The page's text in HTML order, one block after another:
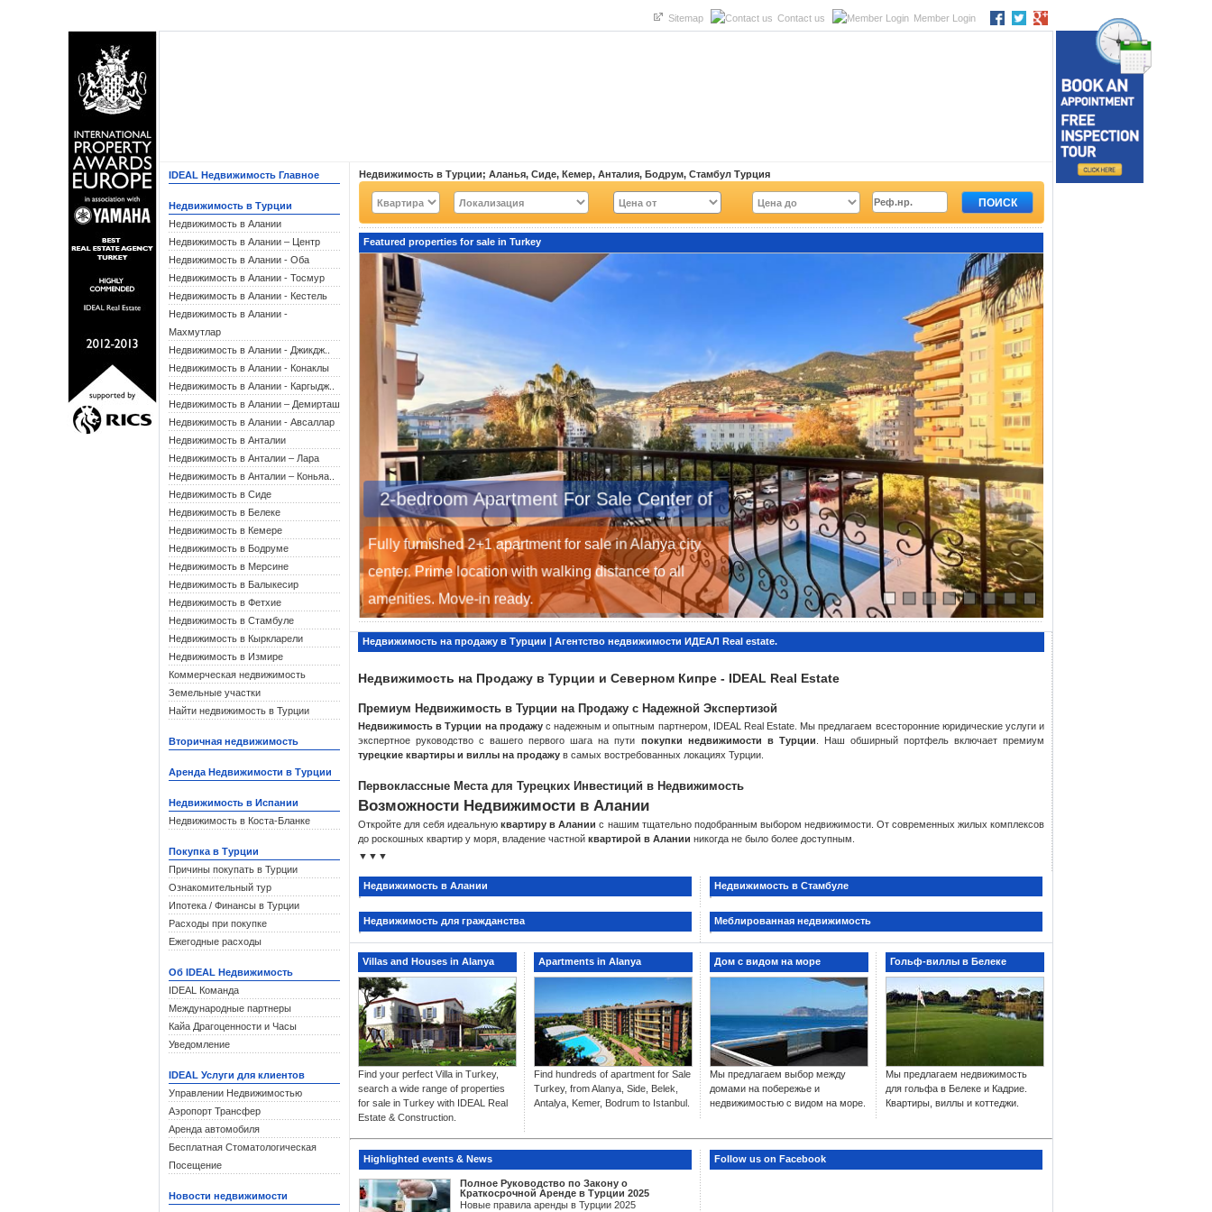
Sitemap Contact us Member Login
IDEAL Недвижимость Главное
Недвижимость в Турции
Недвижимость в Алании
Недвижимость в Алании – Центр
Недвижимость в Алании - Оба
Недвижимость в Алании - Тосмур
Недвижимость в Алании - Кестель
Недвижимость в Алании -
Махмутлар
Недвижимость в Алании - Джикдж..
Недвижимость в Алании - Конаклы
Недвижимость в Алании - Каргыдж..
Недвижимость в Алании – Демирташ
Недвижимость в Алании - Авсаллар
Недвижимость в Анталии
Недвижимость в Анталии – Лара
Недвижимость в Анталии – Коньяа..
Недвижимость в Сиде
Недвижимость в Белеке
Недвижимость в Кемере
Недвижимость в Бодруме
Недвижимость в Мерсине
Недвижимость в Балыкесир
Недвижимость в Фетхие
Недвижимость в Стамбуле
Недвижимость в Кыркларели
Недвижимость в Измире
Коммерческая недвижимость
Земельные участки
Найти недвижимость в Турции
Вторичная недвижимость
Аренда Недвижимости в Турции
Недвижимость в Испании
Недвижимость в Коста-Бланке
Покупка в Турции
Причины покупать в Турции
Ознакомительный тур
Ипотека / Финансы в Турции
Расходы при покупке
Ежегодные расходы
Об IDEAL Недвижимость
IDEAL Команда
Международные партнеры
Кайа Драгоценности и Часы
Уведомление
IDEAL Услуги для клиентов
Управлении Недвижимостью
Аэропорт Трансфер
Аренда автомобиля
Бесплатная Стоматологическая
Посещение
Новости недвижимости
Недвижимость в Турции; Аланья, Сиде, Кемер, Анталия, Бодрум, Стамбул Турция
Featured properties for sale in Turkey
2-bedroom Apartment For Sale Center of
Alanya
Fully furnished 2+1 apartment for sale in Alanya city
center. Prime location with walking distance to all
amenities. Move-in ready.
Недвижимость на продажу в Турции | Агентство недвижимости ИДЕАЛ Real estate.
Недвижимость на Продажу в Турции и Северном Кипре - IDEAL Real Estate
Премиум Недвижимость в Турции на Продажу с Надежной Экспертизой
Недвижимость в Турции на продажус надежным и опытным партнером, IDEAL Real Estate. Мы предлагаем всесторонние юридические услуги и
экспертное руководство с вашего первого шага на пути покупки недвижимости в Турции . Наш обширный портфель включает премиум
турецкие квартиры и виллы на продажу в самых востребованных локациях Турции.
Первоклассные Места для Турецких Инвестиций в Недвижимость
Возможности Недвижимости в Алании
Откройте для себя идеальнуюквартиру в Алании с нашим тщательно подобранным выбором недвижимости. От современных жилых комплексов
до роскошных квартир у моря, владение частной квартирой в Алании никогда не было более доступным.
Коллекция Роскошных Вилл в Сиде
Испытайте максимальную роскошь с нашим эксклюзивным портфолио вилл в Сиде
. Эти премиум-объекты недвижимости предлагают идеальное
сочетание традиционного турецкого очарования и современных удобств для вашего идеальногодома в Турции.
Гольф Недвижимость в Белеке
предлагает исключительные инвестиционные возможности в одном из
ведущих гольф-направлений Турции, сочетающий роскошное проживание со спортивными объектами мирового класса.
Дополнительные Премиум Локации
Наш всесторонний портфель недвижимости простирается по самым востребованным направлениям Турции:
Анталья: Средиземноморская прибрежная недвижимость с потрясающим видом на море
Кемер : Недвижимость с сочетанием гор и моря
Бодрум: Эксклюзивная недвижимость у Эгейского моря
Стамбул: Столичные инвестиционные возможности
Турецкое Гражданство Через Инвестиции в Недвижимость
Недвижимость в Стамбуле все чаще представлена на нашем сайте, специально подобранная для инвесторов, стремящихся получить
гражданствочерез инвестиции в недвижимость. Наша команда предоставляет разумные предложения и экспертное руководство на протяжении
всего процесса подачи заявления на гражданство.
Всесторонние Услуги в Сфере Недвижимости
Экспертные Знания Рынка
▼▼▼
Недвижимость в Алании Недвижимость в Стамбуле
Недвижимость для гражданства Меблированная недвижимость
Villas and Houses in Alanya
Find your perfect Villa in Turkey,
search a wide range of properties
for sale in Turkey with IDEAL Real
Estate & Construction.
Apartments in Alanya
Find hundreds of apartment for Sale
Turkey, from Alanya, Side, Belek,
Antalya, Kemer, Bodrum to Istanbul.
Дом с видом на море
Мы предлагаем выбор между
домами на побережье и
недвижимостью с видом на море.
Гольф-виллы в Белеке
Мы предлагаем недвижимость
для гольфа в Белеке и Кадрие.
Квартиры, виллы и коттеджи.
Highlighted events & News
Полное Руководство по Закону о
Краткосрочной Аренде в Турции 2025
Новые правила аренды в Турции 2025
Follow us on Facebook